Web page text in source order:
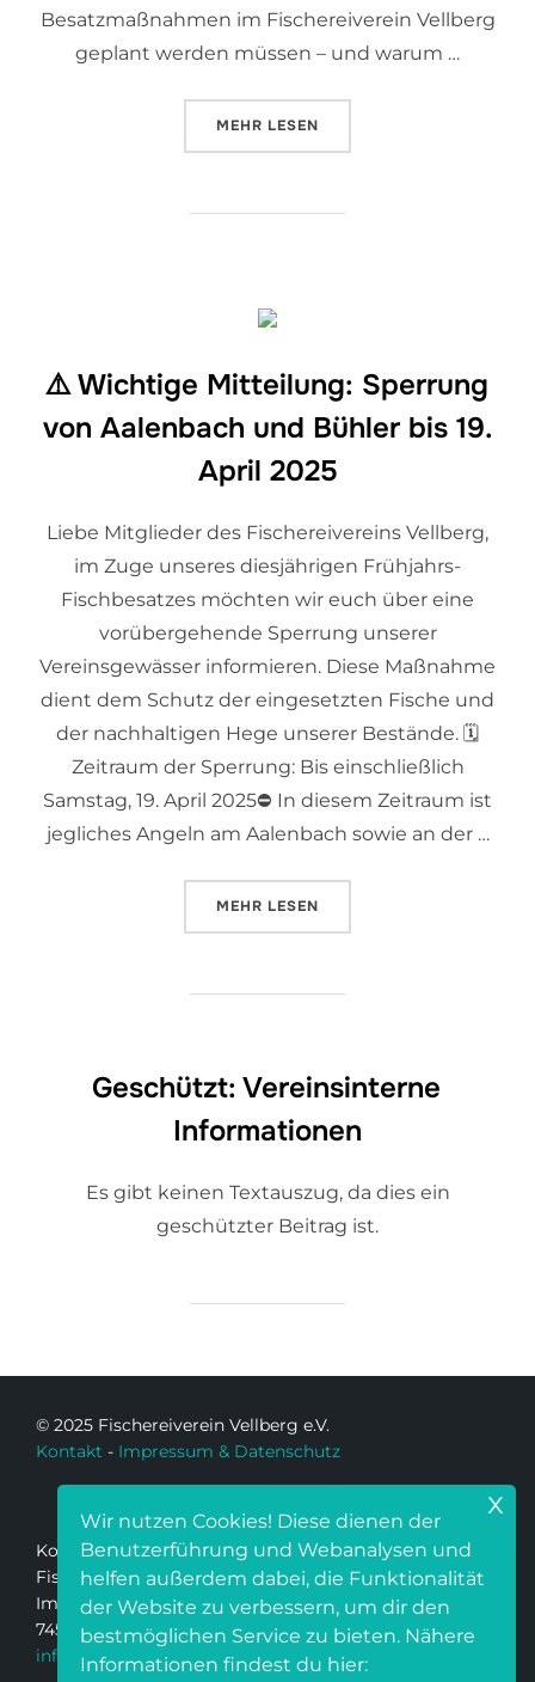
Besatzmaßnahmen im Fischereiverein Vellberg
geplant werden müssen – und warum …
MEHR LESEN
⚠️ Wichtige Mitteilung: Sperrung
von Aalenbach und Bühler bis 19.
April 2025
Liebe Mitglieder des Fischereivereins Vellberg,
im Zuge unseres diesjährigen Frühjahrs-
Fischbesatzes möchten wir euch über eine
vorübergehende Sperrung unserer
Vereinsgewässer informieren. Diese Maßnahme
dient dem Schutz der eingesetzten Fische und
der nachhaltigen Hege unserer Bestände. 🗓️
Zeitraum der Sperrung: Bis einschließlich
Samstag, 19. April 2025⛔ In diesem Zeitraum ist
jegliches Angeln am Aalenbach sowie an der …
MEHR LESEN
Geschützt: Vereinsinterne
Informationen
Es gibt keinen Textauszug, da dies ein
geschützter Beitrag ist.
© 2025 Fischereiverein Vellberg e.V.
Kontakt - Impressum & Datenschutz
Kontakt:
Fischereiverein Vellberg e.V.
Im Lindach 19
74523 Schwäbisch Hall
info@fischereiverein-vellberg.de
Wir nutzen Cookies! Diese dienen der
Benutzerführung und Webanalysen und
helfen außerdem dabei, die Funktionalität
der Website zu verbessern, um dir den
bestmöglichen Service zu bieten. Nähere
Informationen findest du hier:
x